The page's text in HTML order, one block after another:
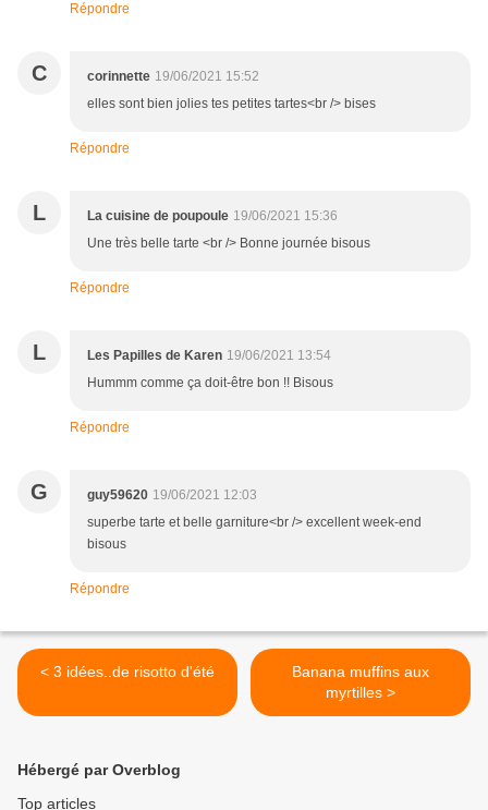
Répondre
C corinnette 19/06/2021 15:52
elles sont bien jolies tes petites tartes<br /> bises
Répondre
L La cuisine de poupoule 19/06/2021 15:36
Une très belle tarte <br /> Bonne journée bisous
Répondre
L Les Papilles de Karen 19/06/2021 13:54
Hummm comme ça doit-être bon !! Bisous
Répondre
G guy59620 19/06/2021 12:03
superbe tarte et belle garniture<br /> excellent week-end
bisous
Répondre
< 3 idées..de risotto d'été
Banana muffins aux
myrtilles >
Hébergé par Overblog
Top articles